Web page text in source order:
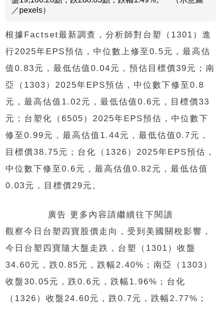
／pexels）
根據Factset最新調查，分析師對台塑（1301）進
行2025年EPS預估，中位數上修至0.5元，最高估
值0.83元，最低估值0.04元，預估目標價39元；南
亞（1303）2025年EPS預估，中位數下修至0.8
元，最高估值1.02元，最低估值0.6元，目標價33
元；台塑化（6505）2025年EPS預估，中位數下
修至0.99元，最高估值1.44元，最低估值0.7元，
目標價38.75元；台化（1326）2025年EPS預估，
中位數下修至0.6元，最高估值0.82元，最低估值
0.03元，目標價29元。
廣告 更多內容請繼續往下閱讀
觀察今日台塑四寶股價走向，受到美國關稅影響，
今日台塑四寶隨大盤走跌，台塑（1301）收盤
34.60元，跌0.85元，跌幅2.40%；南亞（1303）
收盤30.05元，跌0.6元，跌幅1.96%；台化
（1326）收盤24.60元，跌0.7元，跌幅2.77%；